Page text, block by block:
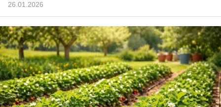
26.01.2026